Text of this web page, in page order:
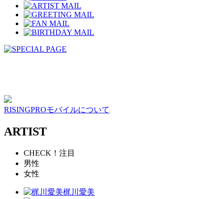
RISINGPROモバイルについて
ARTIST
CHECK！注目
男性
女性
梶川愛美